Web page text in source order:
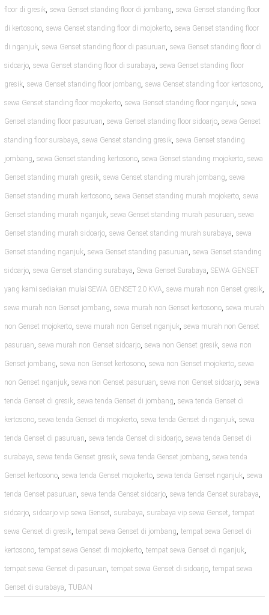
floor di gresik, sewa Genset standing floor di jombang, sewa Genset standing floor
di kertosono, sewa Genset standing floor di mojokerto, sewa Genset standing floor
di nganjuk, sewa Genset standing floor di pasuruan, sewa Genset standing floor di
sidoarjo, sewa Genset standing floor di surabaya, sewa Genset standing floor
gresik, sewa Genset standing floor jombang, sewa Genset standing floor kertosono,
sewa Genset standing floor mojokerto, sewa Genset standing floor nganjuk, sewa
Genset standing floor pasuruan, sewa Genset standing floor sidoarjo, sewa Genset
standing floor surabaya, sewa Genset standing gresik, sewa Genset standing
jombang, sewa Genset standing kertosono, sewa Genset standing mojokerto, sewa
Genset standing murah gresik, sewa Genset standing murah jombang, sewa
Genset standing murah kertosono, sewa Genset standing murah mojokerto, sewa
Genset standing murah nganjuk, sewa Genset standing murah pasuruan, sewa
Genset standing murah sidoarjo, sewa Genset standing murah surabaya, sewa
Genset standing nganjuk, sewa Genset standing pasuruan, sewa Genset standing
sidoarjo, sewa Genset standing surabaya, Sewa Genset Surabaya, SEWA GENSET
yang kami sediakan mulai SEWA GENSET 20 KVA, sewa murah non Genset gresik,
sewa murah non Genset jombang, sewa murah non Genset kertosono, sewa murah
non Genset mojokerto, sewa murah non Genset nganjuk, sewa murah non Genset
pasuruan, sewa murah non Genset sidoarjo, sewa non Genset gresik, sewa non
Genset jombang, sewa non Genset kertosono, sewa non Genset mojokerto, sewa
non Genset nganjuk, sewa non Genset pasuruan, sewa non Genset sidoarjo, sewa
tenda Genset di gresik, sewa tenda Genset di jombang, sewa tenda Genset di
kertosono, sewa tenda Genset di mojokerto, sewa tenda Genset di nganjuk, sewa
tenda Genset di pasuruan, sewa tenda Genset di sidoarjo, sewa tenda Genset di
surabaya, sewa tenda Genset gresik, sewa tenda Genset jombang, sewa tenda
Genset kertosono, sewa tenda Genset mojokerto, sewa tenda Genset nganjuk, sewa
tenda Genset pasuruan, sewa tenda Genset sidoarjo, sewa tenda Genset surabaya,
sidoarjo, sidoarjo vip sewa Genset, surabaya, surabaya vip sewa Genset, tempat
sewa Genset di gresik, tempat sewa Genset di jombang, tempat sewa Genset di
kertosono, tempat sewa Genset di mojokerto, tempat sewa Genset di nganjuk,
tempat sewa Genset di pasuruan, tempat sewa Genset di sidoarjo, tempat sewa
Genset di surabaya, TUBAN